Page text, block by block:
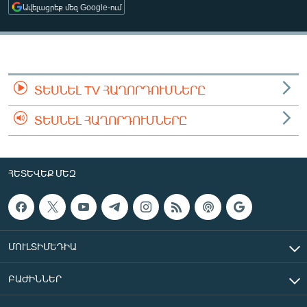
ՄԻՋԱԶԳԱՅԻՆ
ՄՇԱԿՈՒՅԹ
ՄԵԿՆԱԲԱՆՈՒԹՅՈՒՆ
ՏՏ ԵՒ ԻՆՏԵՐՆԵՏ
ԿՈՐՈՆԱՎԻՐՈՒՍ
ԱՐԽԻՎ
ԲԱՆԱՎԵՃ
ՁԳՏԵԼՈՎ ԼԱՎԱԳՈՒՅՆԻՆ
Հայերեն
Ավելացրեք մեզ Google-ում
ՏԵՍՆԵԼ TV ՀԱՂՈՐԴՈՒՄՆԵՐԸ
ՏԵՍՆԵԼ ՀԱՂՈՐԴՈՒՄՆԵՐԸ
ՀԵՏԵՎԵՔ ՄԵԶ
ՄՈՒԼՏԻՄԵԴԻԱ
ԲԱԺԻՆՆԵՐ